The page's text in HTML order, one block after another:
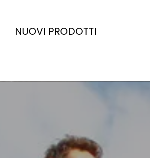
NUOVI PRODOTTI